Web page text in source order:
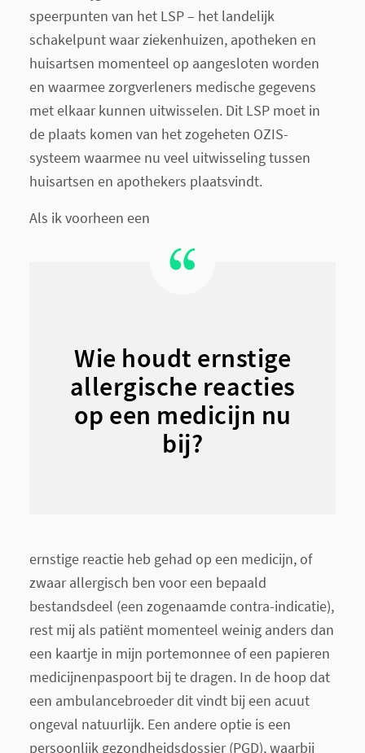
speerpunten van het LSP – het landelijk
schakelpunt waar ziekenhuizen, apotheken en
huisartsen momenteel op aangesloten worden
en waarmee zorgverleners medische gegevens
met elkaar kunnen uitwisselen. Dit LSP moet in
de plaats komen van het zogeheten OZIS-
systeem waarmee nu veel uitwisseling tussen
huisartsen en apothekers plaatsvindt.
Als ik voorheen een
Wie houdt ernstige
allergische reacties
op een medicijn nu
bij?
ernstige reactie heb gehad op een medicijn, of
zwaar allergisch ben voor een bepaald
bestandsdeel (een zogenaamde contra-indicatie),
rest mij als patiënt momenteel weinig anders dan
een kaartje in mijn portemonnee of een papieren
medicijnenpaspoort bij te dragen. In de hoop dat
een ambulancebroeder dit vindt bij een acuut
ongeval natuurlijk. Een andere optie is een
persoonlijk gezondheidsdossier (PGD), waarbij